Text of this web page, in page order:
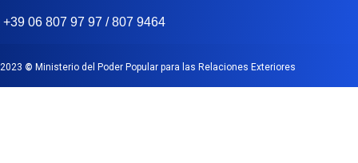
+39 06 807 97 97 / 807 9464
2023 © Ministerio del Poder Popular para las Relaciones Exteriores